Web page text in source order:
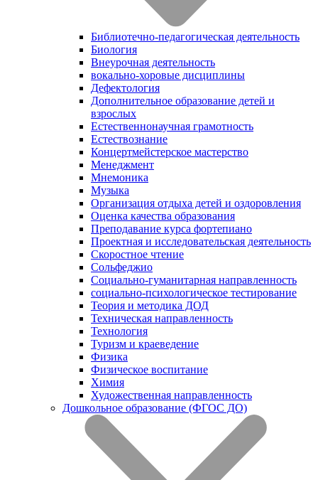
Библиотечно-педагогическая деятельность
Биология
Внеурочная деятельность
вокально-хоровые дисциплины
Дефектология
Дополнительное образование детей и
взрослых
Естественнонаучная грамотность
Естествознание
Концертмейстерское мастерство
Менеджмент
Мнемоника
Музыка
Организация отдыха детей и оздоровления
Оценка качества образования
Преподавание курса фортепиано
Проектная и исследовательская деятельность
Скоростное чтение
Сольфеджио
Социально-гуманитарная направленность
социально-психологическое тестирование
Теория и методика ДОД
Техническая направленность
Технология
Туризм и краеведение
Физика
Физическое воспитание
Химия
Художественная направленность
Дошкольное образование (ФГОС ДО)